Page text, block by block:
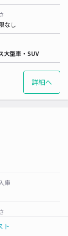
ト
なし
大型車・SUV
詳細へ
庫